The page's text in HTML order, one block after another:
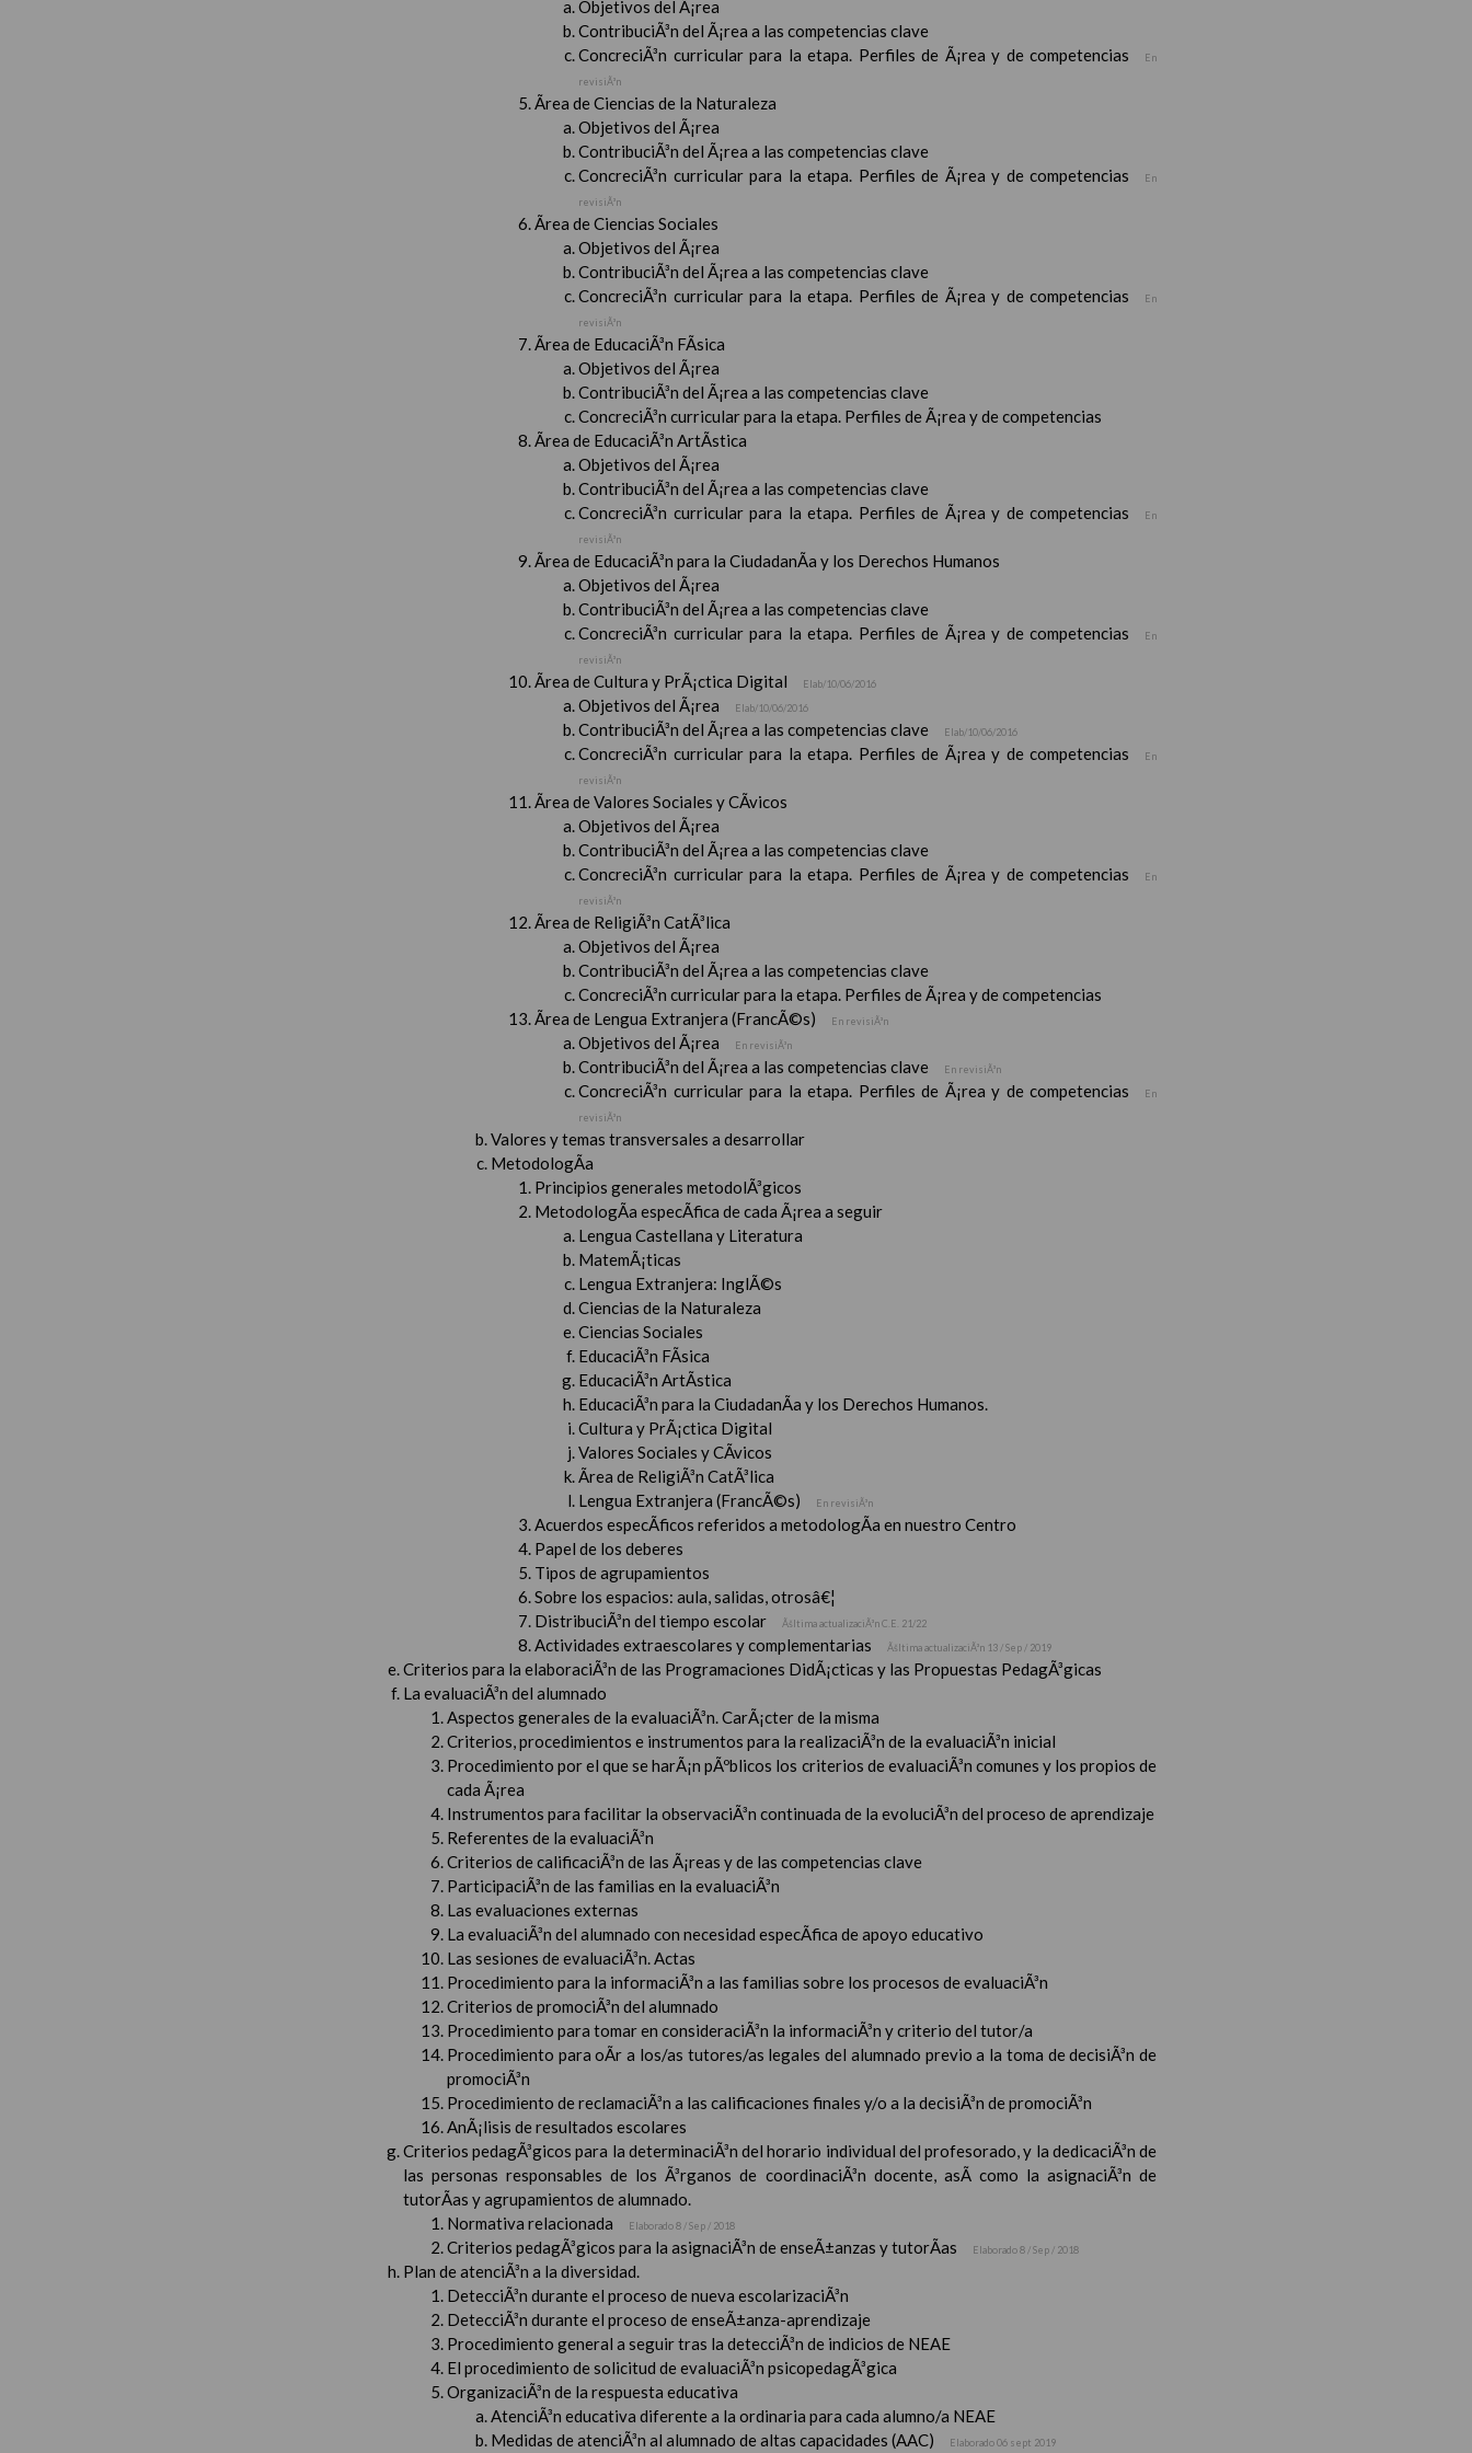
Objetivos del Ã¡rea
ContribuciÃ³n del Ã¡rea a las competencias clave
ConcreciÃ³n curricular para la etapa. Perfiles de Ã¡rea y de competencias
En
revisiÃ³n
Ãrea de Ciencias de la Naturaleza
Objetivos del Ã¡rea
ContribuciÃ³n del Ã¡rea a las competencias clave
ConcreciÃ³n curricular para la etapa. Perfiles de Ã¡rea y de competencias
En
revisiÃ³n
Ãrea de Ciencias Sociales
Objetivos del Ã¡rea
ContribuciÃ³n del Ã¡rea a las competencias clave
ConcreciÃ³n curricular para la etapa. Perfiles de Ã¡rea y de competencias
En
revisiÃ³n
Ãrea de EducaciÃ³n FÃ­sica
Objetivos del Ã¡rea
ContribuciÃ³n del Ã¡rea a las competencias clave
ConcreciÃ³n curricular para la etapa. Perfiles de Ã¡rea y de competencias
Ãrea de EducaciÃ³n ArtÃ­stica
Objetivos del Ã¡rea
ContribuciÃ³n del Ã¡rea a las competencias clave
ConcreciÃ³n curricular para la etapa. Perfiles de Ã¡rea y de competencias
En
revisiÃ³n
Ãrea de EducaciÃ³n para la CiudadanÃ­a y los Derechos Humanos
Objetivos del Ã¡rea
ContribuciÃ³n del Ã¡rea a las competencias clave
ConcreciÃ³n curricular para la etapa. Perfiles de Ã¡rea y de competencias
En
revisiÃ³n
Ãrea de Cultura y PrÃ¡ctica Digital Elab/10/06/2016
Objetivos del Ã¡rea Elab/10/06/2016
ContribuciÃ³n del Ã¡rea a las competencias clave Elab/10/06/2016
ConcreciÃ³n curricular para la etapa. Perfiles de Ã¡rea y de competencias
En
revisiÃ³n
Ãrea de Valores Sociales y CÃ­vicos
Objetivos del Ã¡rea
ContribuciÃ³n del Ã¡rea a las competencias clave
ConcreciÃ³n curricular para la etapa. Perfiles de Ã¡rea y de competencias
En
revisiÃ³n
Ãrea de ReligiÃ³n CatÃ³lica
Objetivos del Ã¡rea
ContribuciÃ³n del Ã¡rea a las competencias clave
ConcreciÃ³n curricular para la etapa. Perfiles de Ã¡rea y de competencias
Ãrea de Lengua Extranjera (FrancÃ©s)
En revisiÃ³n
Objetivos del Ã¡rea En revisiÃ³n
ContribuciÃ³n del Ã¡rea a las competencias clave En revisiÃ³n
ConcreciÃ³n curricular para la etapa. Perfiles de Ã¡rea y de competencias
En
revisiÃ³n
Valores y temas transversales a desarrollar
MetodologÃ­a
Principios generales metodolÃ³gicos
MetodologÃ­a especÃ­fica de cada Ã¡rea a seguir
Lengua Castellana y Literatura
MatemÃ¡ticas
Lengua Extranjera: InglÃ©s
Ciencias de la Naturaleza
Ciencias Sociales
EducaciÃ³n FÃ­sica
EducaciÃ³n ArtÃ­stica
EducaciÃ³n para la CiudadanÃ­a y los Derechos Humanos.
Cultura y PrÃ¡ctica Digital
Valores Sociales y CÃ­vicos
Ãrea de ReligiÃ³n CatÃ³lica
Lengua Extranjera (FrancÃ©s)
En revisiÃ³n
Acuerdos especÃ­ficos referidos a metodologÃ­a en nuestro Centro
Papel de los deberes
Tipos de agrupamientos
Sobre los espacios: aula, salidas, otrosâ€¦
DistribuciÃ³n del tiempo escolar
Ãšltima actualizaciÃ³n C.E. 21/22
Actividades extraescolares y complementarias Ãšltima actualizaciÃ³n 13 / Sep / 2019
Criterios para la elaboraciÃ³n de las Programaciones DidÃ¡cticas y las Propuestas PedagÃ³gicas
La evaluaciÃ³n del alumnado
Aspectos generales de la evaluaciÃ³n. CarÃ¡cter de la misma
Criterios, procedimientos e instrumentos para la realizaciÃ³n de la evaluaciÃ³n inicial
Procedimiento por el que se harÃ¡n pÃºblicos los criterios de evaluaciÃ³n comunes y los propios de
cada Ã¡rea
Instrumentos para facilitar la observaciÃ³n continuada de la evoluciÃ³n del proceso de aprendizaje
Referentes de la evaluaciÃ³n
Criterios de calificaciÃ³n de las Ã¡reas y de las competencias clave
ParticipaciÃ³n de las familias en la evaluaciÃ³n
Las evaluaciones externas
La evaluaciÃ³n del alumnado con necesidad especÃ­fica de apoyo educativo
Las sesiones de evaluaciÃ³n. Actas
Procedimiento para la informaciÃ³n a las familias sobre los procesos de evaluaciÃ³n
Criterios de promociÃ³n del alumnado
Procedimiento para tomar en consideraciÃ³n la informaciÃ³n y criterio del tutor/a
Procedimiento para oÃ­r a los/as tutores/as legales del alumnado previo a la toma de decisiÃ³n de
promociÃ³n
Procedimiento de reclamaciÃ³n a las calificaciones finales y/o a la decisiÃ³n de promociÃ³n
AnÃ¡lisis de resultados escolares
Criterios pedagÃ³gicos para la determinaciÃ³n del horario individual del profesorado, y la dedicaciÃ³n de
las personas responsables de los Ã³rganos de coordinaciÃ³n docente, asÃ­ como la asignaciÃ³n de
tutorÃ­as y agrupamientos de alumnado.
Normativa relacionada
Elaborado 8 / Sep / 2018
Criterios pedagÃ³gicos para la asignaciÃ³n de enseÃ±anzas y tutorÃ­as Elaborado 8 / Sep / 2018
Plan de atenciÃ³n a la diversidad.
DetecciÃ³n durante el proceso de nueva escolarizaciÃ³n
DetecciÃ³n durante el proceso de enseÃ±anza-aprendizaje
Procedimiento general a seguir tras la detecciÃ³n de indicios de NEAE
El procedimiento de solicitud de evaluaciÃ³n psicopedagÃ³gica
OrganizaciÃ³n de la respuesta educativa
AtenciÃ³n educativa diferente a la ordinaria para cada alumno/a NEAE
Medidas de atenciÃ³n al alumnado de altas capacidades (AAC)
Elaborado 06 sept 2019